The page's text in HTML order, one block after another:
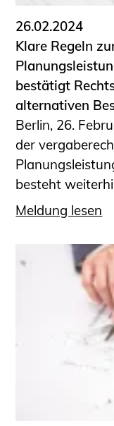
26.02.2024
Klare Regeln
bestätigt
alternativen
Berlin, 26.
der
besteht
Meldung lesen